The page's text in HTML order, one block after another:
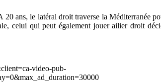
ans, le latéral droit traverse la Méditerranée
celui qui peut également jouer ailier droit
video-pub-